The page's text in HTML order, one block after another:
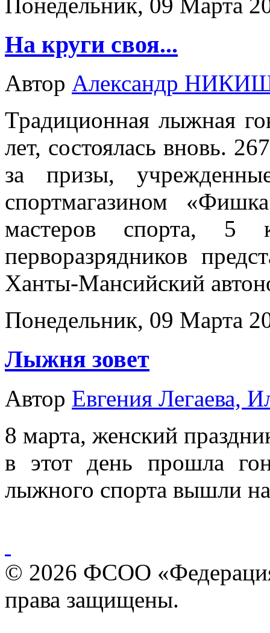
На круги своя...
Автор Александр
Традиционная лыжная
лет, состоялась вновь.
за призы,
спортмагазином
мастеров спорта, 5
перворазрядников
Ханты-Мансийский
Понедельник, 09 Марта
Лыжня зовет
Автор Евгения Легаева,
8 марта, женский
в этот день прошла
лыжного спорта вышли на
© 2026 ФСОО
права защищены.